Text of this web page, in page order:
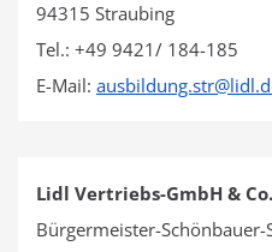
94315 Straubing
Tel.: +49 9421/ 184-185
E-Mail: ausbildung.str@
Lidl Vertriebs-GmbH &
Bürgermeister-Schönbauer-